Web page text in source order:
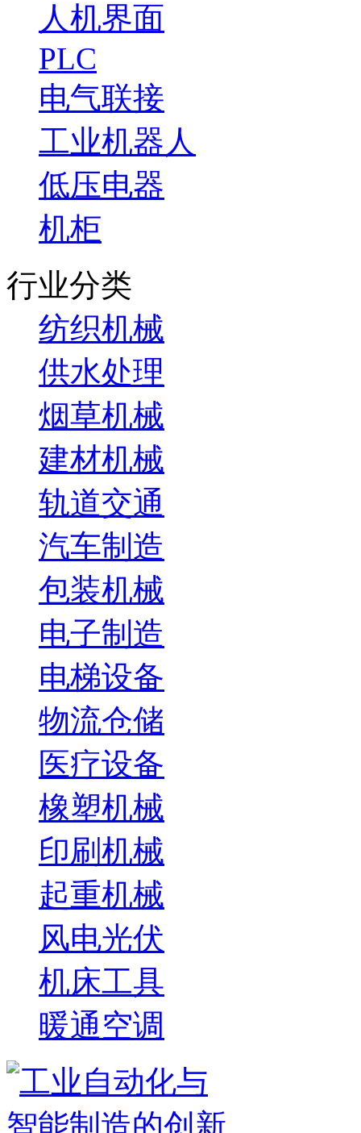
人机界面
PLC
电气联接
工业机器人
低压电器
机柜
行业分类
纺织机械
供水处理
烟草机械
建材机械
轨道交通
汽车制造
包装机械
电子制造
电梯设备
物流仓储
医疗设备
橡塑机械
印刷机械
起重机械
风电光伏
机床工具
暖通空调